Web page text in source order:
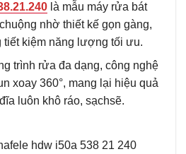
là mẫu máy rửa bát
nhờ thiết kế gọn gàng,
tiết kiệm năng lượng tối ưu.
trình rửa đa dạng, công nghệ
xoay 360°, mang lại hiệu quả
luôn khô ráo, sạchsẽ.